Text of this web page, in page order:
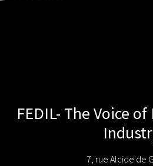
FEDIL- The Voice
7, rue Alcide de